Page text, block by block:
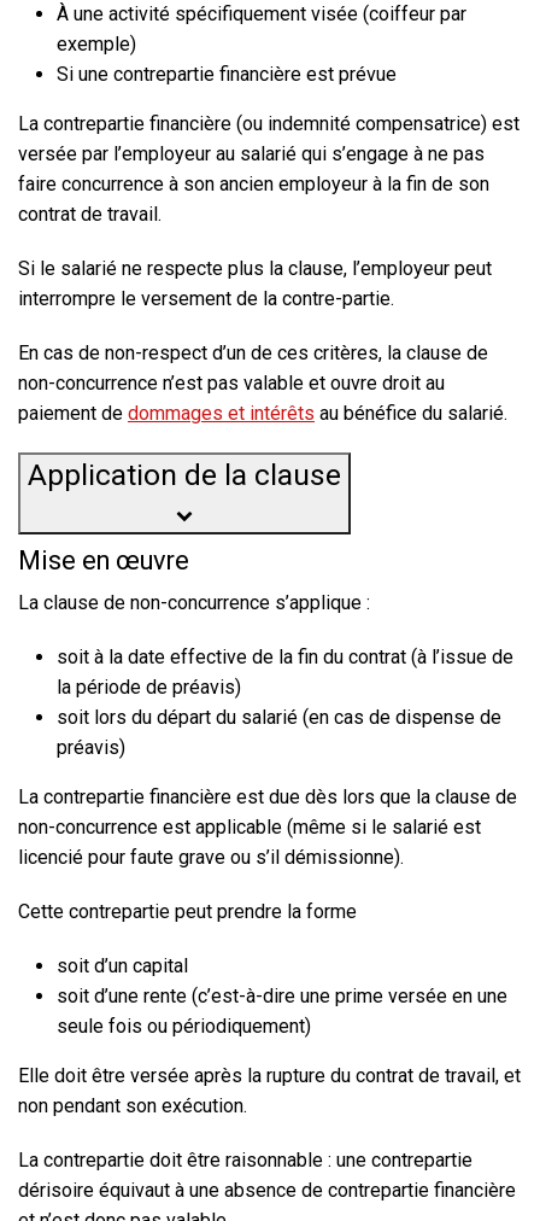
À une activité spécifiquement visée (coiffeur par
exemple)
Si une contrepartie financière est prévue
La contrepartie financière (ou indemnité compensatrice) est
versée par l’employeur au salarié qui s’engage à ne pas
faire concurrence à son ancien employeur à la fin de son
contrat de travail.
Si le salarié ne respecte plus la clause, l’employeur peut
interrompre le versement de la contre-partie.
En cas de non-respect d’un de ces critères, la clause de
non-concurrence n’est pas valable et ouvre droit au
paiement de dommages et intérêts au bénéfice du salarié.
Application de la clause
Mise en œuvre
La clause de non-concurrence s’applique :
soit à la date effective de la fin du contrat (à l’issue de
la période de préavis)
soit lors du départ du salarié (en cas de dispense de
préavis)
La contrepartie financière est due dès lors que la clause de
non-concurrence est applicable (même si le salarié est
licencié pour faute grave ou s’il démissionne).
Cette contrepartie peut prendre la forme
soit d’un capital
soit d’une rente (c’est-à-dire une prime versée en une
seule fois ou périodiquement)
Elle doit être versée après la rupture du contrat de travail, et
non pendant son exécution.
La contrepartie doit être raisonnable : une contrepartie
dérisoire équivaut à une absence de contrepartie financière